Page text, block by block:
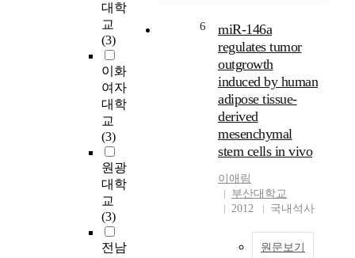
대학
교
(3)
이화
여자
대학
교
(3)
원광
대학
교
(3)
전남
한 차이가 나타났고,
특히, 언어 표현과 어
휘에서 유의미한 향상
정도가 나타났다. 둘
째, 청력 손실의 원인
과 mapping 기간, 인공
와우 착용 후의 의사
소통방법과 독화 사용
등의 개인 변인 중 청
의 수에 대한 변인이
유의미한 차이가 나타
났고, 인공와우 착용
후 독화를 사용하는 학
생들이 전혀 사용하지
소무
들
6
miR-146a
regulates tumor
outgrowth
induced by human
adipose tissue-
derived
mesenchymal
stem cells in vivo
이애림
부산대학교
2012
국내석사
원문보기